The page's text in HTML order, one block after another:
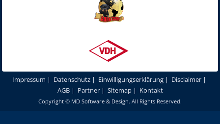
Impressum | Datenschutz | Einwilligungserklärung | Disclaimer |
AGB| Partner| Sitemap| Kontakt
Copyright © MD Software & Design. All Rights Reserved.